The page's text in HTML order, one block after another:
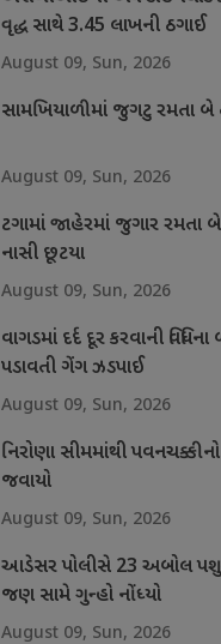
વૃદ્ધ સાથે 3.45 લાખની ઠગાઈ
August 09, Sun, 2026
સામખિયાળીમાં જુગટુ રમતા
August 09, Sun, 2026
ટગામાં જાહેરમાં જુગાર રમતા
નાસી છૂટયા
August 09, Sun, 2026
વાગડમાં દર્દ દૂર કરવાની
પડાવતી ગેંગ ઝડપાઈ
August 09, Sun, 2026
નિરોણા સીમમાંથી
જવાયો
August 09, Sun, 2026
આડેસર પોલીસે 23 અબોલ
જણ સામે ગુન્હો નોંધ્યો
August 09, Sun, 2026